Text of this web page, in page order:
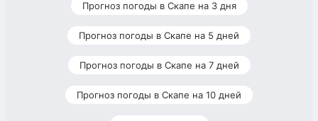
Прогноз погоды в Скапе на 3 дня
Прогноз погоды в Скапе на 5 дней
Прогноз погоды в Скапе на 7 дней
Прогноз погоды в Скапе на 10 дней